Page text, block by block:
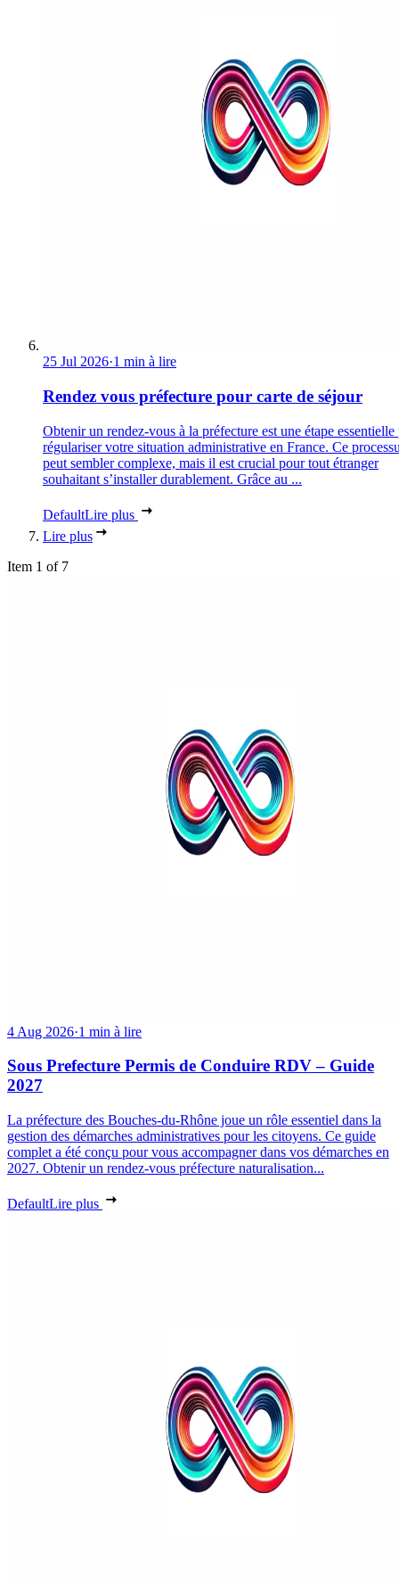
25 Jul 2026·1 min à lire
Rendez vous préfecture pour carte de séjour
Obtenir un rendez-vous à la préfecture est une étape essentielle
régulariser votre situation administrative en France. Ce
peut sembler complexe, mais il est crucial pour tout étranger
souhaitant s’installer durablement. Grâce au ...
DefaultLire plus
Lire plus
Item 1 of 7
4 Aug 2026·1 min à lire
Sous Prefecture Permis de Conduire RDV – Guide
2027
La préfecture des Bouches-du-Rhône joue un rôle essentiel dans la
gestion des démarches administratives pour les citoyens. Ce guide
complet a été conçu pour vous accompagner dans vos démarches en
2027. Obtenir un rendez-vous préfecture naturalisation...
DefaultLire plus